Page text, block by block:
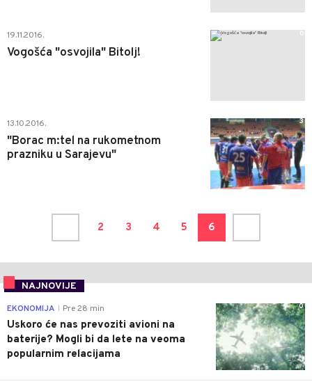
19.11.2016.
Vogošća "osvojila" Bitolj!
0
13.10.2016.
"Borac m:tel na rukometnom
prazniku u Sarajevu"
3
2 3 4 5 6
NAJNOVIJE
0
EKONOMIJA Pre 28 min
Uskoro će nas prevoziti avioni na
baterije? Mogli bi da lete na veoma
popularnim relacijama